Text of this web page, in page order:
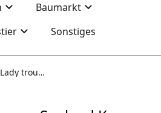
Baumarkt
Sonstiges
Seeland Key-Point Lady trousers Pine green